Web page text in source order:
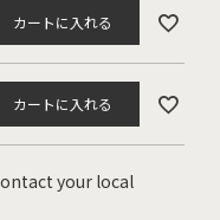
カートに入れる
カートに入れる
your local